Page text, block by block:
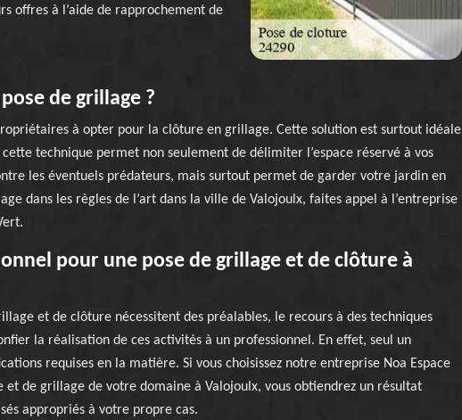
offres à l’aide de rapprochement de
de grillage ?
à opter pour la clôture en grillage. Cette solution est surtout idéale
technique permet non seulement de délimiter l’espace réservé à vos
les éventuels prédateurs, mais surtout permet de garder votre jardin en
dans les règles de l’art dans la ville de Valojoulx, faites appel à l’entreprise
pour une pose de grillage et de clôture à
et de clôture nécessitent des préalables, le recours à des techniques
la réalisation de ces activités à un professionnel. En effet, seul un
requises en la matière. Si vous choisissez notre entreprise Noa Espace
de grillage de votre domaine à Valojoulx, vous obtiendrez un résultat
appropriés à votre propre cas.